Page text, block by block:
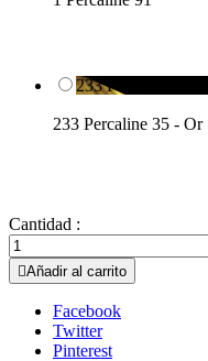
233 Percaline 35 -
233 Percaline 35 - Or
Cantidad :
Añadir al carrito
Facebook
Twitter
Pinterest